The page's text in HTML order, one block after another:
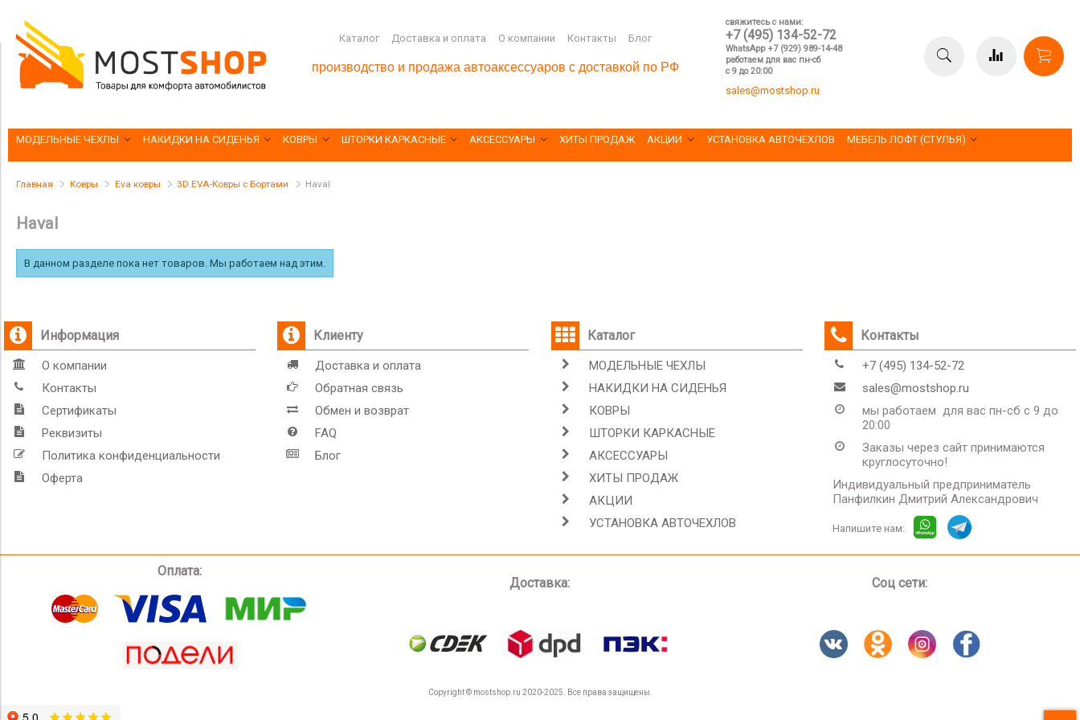
Каталог Доставка и оплата О компании Контакты Блог
производство и продажа автоаксессуаров с доставкой по РФ
свяжитесь с нами:
+7 (495) 134-52-72
WhatsApp +7 (929) 989-14-48
работаем для вас пн-сб
с 9 до 20:00
sales@mostshop.ru
МОДЕЛЬНЫЕ ЧЕХЛЫ НАКИДКИ НА СИДЕНЬЯ КОВРЫ ШТОРКИ КАРКАСНЫЕ АКСЕССУАРЫ ХИТЫ ПРОДАЖ АКЦИИ УСТАНОВКА АВТОЧЕХЛОВ МЕБЕЛЬ ЛОФТ (СТУЛЬЯ)
Главная Ковры Eva ковры 3D EVA-Ковры с Бортами Haval
Haval
В данном разделе пока нет товаров. Мы работаем над этим.
Информация
О компании
Контакты
Сертификаты
Реквизиты
Политика конфиденциальности
Оферта
Клиенту
Доставка и оплата
Обратная связь
Обмен и возврат
FAQ
Блог
Каталог
МОДЕЛЬНЫЕ ЧЕХЛЫ
НАКИДКИ НА СИДЕНЬЯ
КОВРЫ
ШТОРКИ КАРКАСНЫЕ
АКСЕССУАРЫ
ХИТЫ ПРОДАЖ
АКЦИИ
УСТАНОВКА АВТОЧЕХЛОВ
Контакты
+7 (495) 134-52-72
sales@mostshop.ru
мы работаем для вас пн-сб с 9 до
20:00
Заказы через сайт принимаются
круглосуточно!
Индивидуальный предприниматель
Панфилкин Дмитрий Александрович
Напишите нам:
Оплата:
Доставка: Соц сети:
Copyright © mostshop.ru 2020-2025. Все права защищены.